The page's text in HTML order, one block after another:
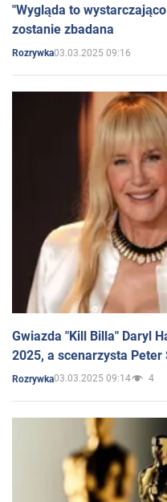
"Wygląda to
zostanie zbadana
Rozrywka03.03.2025 09:16
Gwiazda "Kill Billa" Daryl
2025, a scenarzysta Peter
Rozrywka03.03.2025 09:14 4